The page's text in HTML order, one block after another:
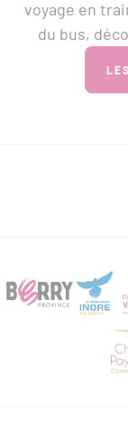
voyage en
du bus,